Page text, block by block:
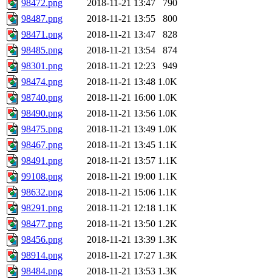
98472.png
2018-11-21 13:47
790
98487.png
2018-11-21 13:55
800
98471.png
2018-11-21 13:47
828
98485.png
2018-11-21 13:54
874
98301.png
2018-11-21 12:23
949
98474.png
2018-11-21 13:48 1.0K
98740.png
2018-11-21 16:00 1.0K
98490.png
2018-11-21 13:56 1.0K
98475.png
2018-11-21 13:49 1.0K
98467.png
2018-11-21 13:45 1.1K
98491.png
2018-11-21 13:57 1.1K
99108.png
2018-11-21 19:00 1.1K
98632.png
2018-11-21 15:06 1.1K
98291.png
2018-11-21 12:18 1.1K
98477.png
2018-11-21 13:50 1.2K
98456.png
2018-11-21 13:39 1.3K
98914.png
2018-11-21 17:27 1.3K
98484.png
2018-11-21 13:53 1.3K